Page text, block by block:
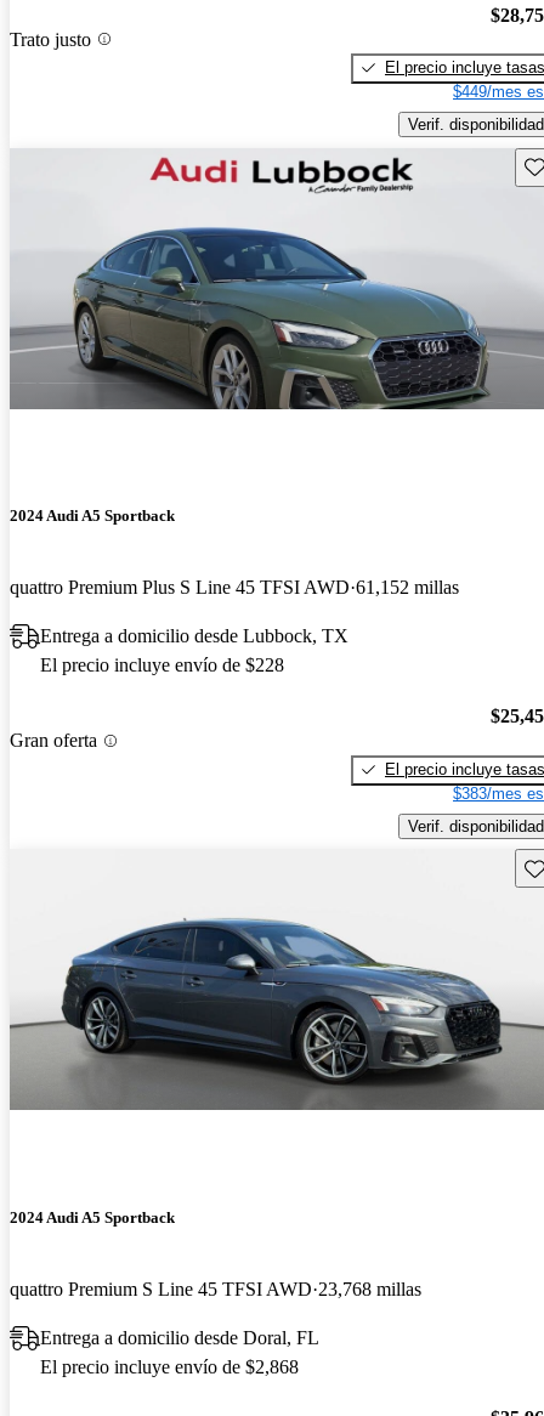
Trato justo
El precio incluye tasas
$449/mes
Verif. disponibilidad
2024 Audi A5 Sportback
quattro Premium Plus S Line 45 TFSI AWD 61,152 millas
Entrega a domicilio desde Lubbock, TX
El precio incluye envío de $228
Gran oferta
El precio incluye tasas
$383/mes
Verif. disponibilidad
2024 Audi A5 Sportback
quattro Premium S Line 45 TFSI AWD 23,768 millas
Entrega a domicilio desde Doral, FL
El precio incluye envío de $2,868